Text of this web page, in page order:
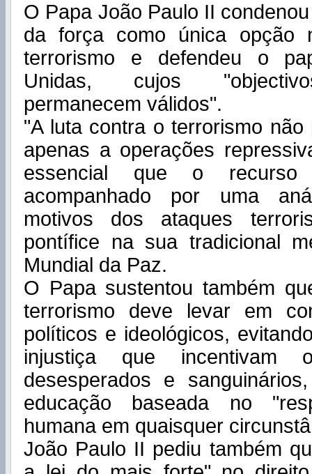
O Papa João Paulo II
da força como única opção
terrorismo e defendeu o
Unidas, cujos
permanecem válidos".
"A luta contra o terrorismo não
apenas a operações
essencial que o
acompanhado por uma
motivos dos ataques
pontífice na sua tradicional
Mundial da Paz.
O Papa sustentou também
terrorismo deve levar em
políticos e ideológicos,
injustiça que incentivam
desesperados e
educação baseada no
humana em quaisquer
João Paulo II pediu também